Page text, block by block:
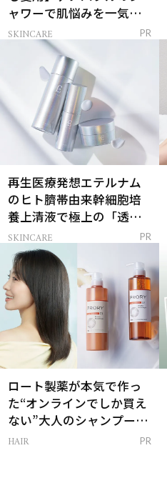
ャワーで肌悩みを一気に
解決
SKINCARE PR
再生医療発想エテルナム
のヒト臍帯由来幹細胞培
養上清液で極上の「透明
感ハリ肌」へ
SKINCARE PR
ロート製薬が本気で作っ
た“オンラインでしか買え
ない”大人のシャンプー＆
トリートメントって？
HAIR PR